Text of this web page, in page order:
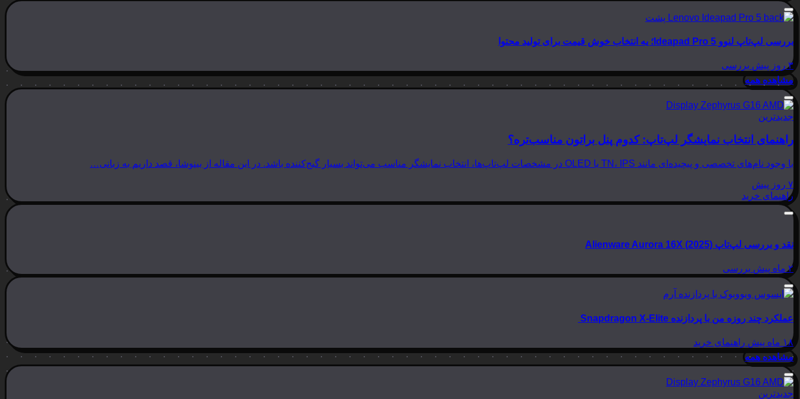
بررسی لپ‌تاپ لنوو Ideapad Pro 5؛ یه انتخاب خوش قیمت برای تولید محتوا
۳ روز پیش
بررسی
مشاهده همه
جدیدترین
راهنمای انتخاب نمایشگر لپ‌تاپ: کدوم پنل براتون مناسب‌تره؟
با وجود نام‌های تخصصی و پیچیده‌ای مانند TN، IPS یا OLED در مشخصات لپ‌تاپ‌ها، انتخاب نمایشگر مناسب می‌تواند بسیار گیج‌کننده باشد. در این مقاله از بینوشا، قصد داریم به زبانی…
۷ روز پیش
راهنمای خرید
نقد و بررسی لپ‌تاپ Alienware Aurora 16X (2025)
۲ ماه پیش بررسی
عملکرد چند روزه من با پردازنده Snapdragon X-Elite
۱۸ ماه پیش
راهنمای خرید
مشاهده همه
جدیدترین